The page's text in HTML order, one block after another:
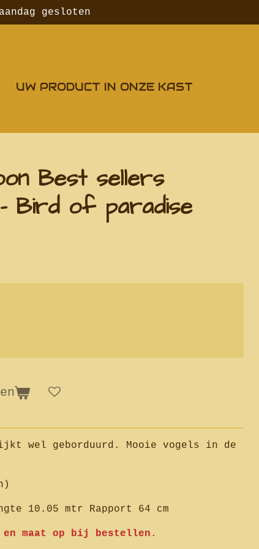
gesloten
UW PRODUCT IN ONZE KAST
Best sellers
- Bird of paradise
wel geborduurd. Mooie vogels in de
10.05 mtr Rapport 64 cm
maat op bij bestellen.